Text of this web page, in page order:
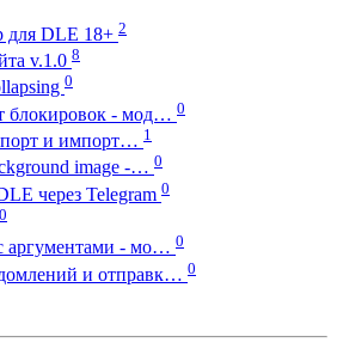
для DLE 18+ 2
v.1.0 8
0
блокировок - мод… 0
и импорт… 1
image -… 0
через Telegram 0
0
аргументами - мо… 0
и отправк… 0